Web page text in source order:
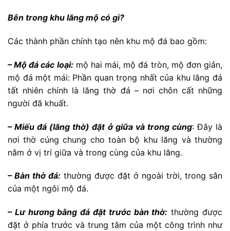
Bên trong khu lăng mộ có gì?
Các thành phần chính tạo nên khu mộ đá bao gồm:
– Mộ đá các loại:mộ hai mái, mộ đá tròn, mộ đơn giản,
mộ đá một mái: Phần quan trọng nhất của khu lăng đá
tất nhiên chính là lăng thờ đá – nơi chôn cất những
người đã khuất.
– Miếu đá (lăng thờ) đặt ở giữa và trong cùng: Đây là
nơi thờ cúng chung cho toàn bộ khu lăng và thường
nằm ở vị trí giữa và trong cùng của khu lăng.
– Bàn thờ đá: thường được đặt ở ngoài trời, trong sân
của một ngôi mộ đá.
– Lư hương bằng đá đặt trước bàn thờ: thường được
đặt ở phía trước và trung tâm của một công trình như